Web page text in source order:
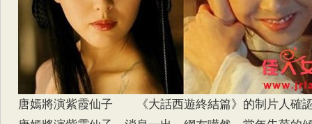
唐嫣將演紫霞仙子 《大話西遊終結篇》的制片人確